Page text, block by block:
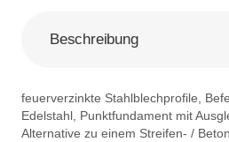
Beschreibung
feuerverzinkte Stahlblechprofile,
Edelstahl, Punktfundament mit
Alternative zu einem Streifen- /